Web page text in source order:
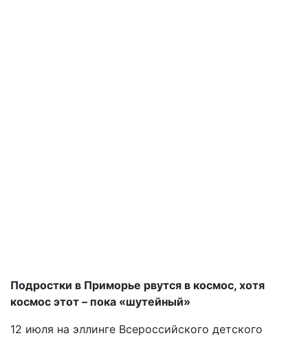
Подростки в Приморье рвутся в космос, хотя
космос этот – пока «шутейный»
12 июля на эллинге Всероссийского детского